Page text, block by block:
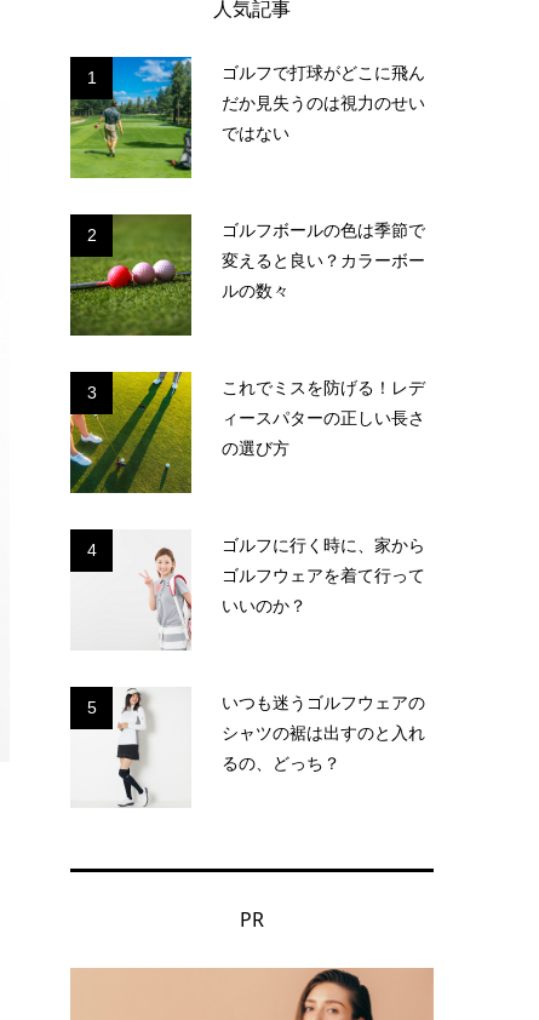
人気記事
1
ゴルフで打球がどこに飛ん
だか見失うのは視力のせい
ではない
2
ゴルフボールの色は季節で
変えると良い？カラーボー
ルの数々
3
これでミスを防げる！レデ
ィースパターの正しい長さ
の選び方
4
ゴルフに行く時に、家から
ゴルフウェアを着て行って
いいのか？
5
いつも迷うゴルフウェアの
シャツの裾は出すのと入れ
るの、どっち？
PR